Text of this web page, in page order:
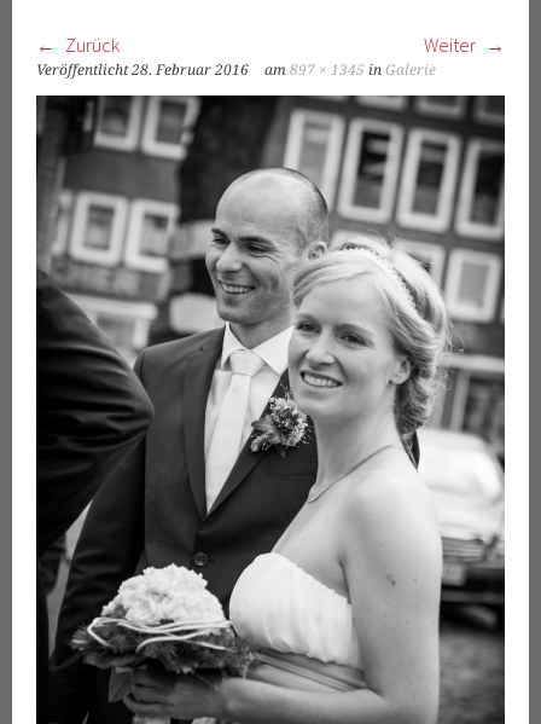
Zurück Weiter
Veröffentlicht28. Februar 2016 am897 × 1345 inGalerie